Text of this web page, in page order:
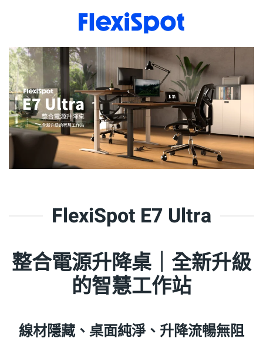
FlexiSpot E7 Ultra
整合電源升降桌｜全新升級
的智慧工作站
線材隱藏、桌面純淨、升降流暢無阻